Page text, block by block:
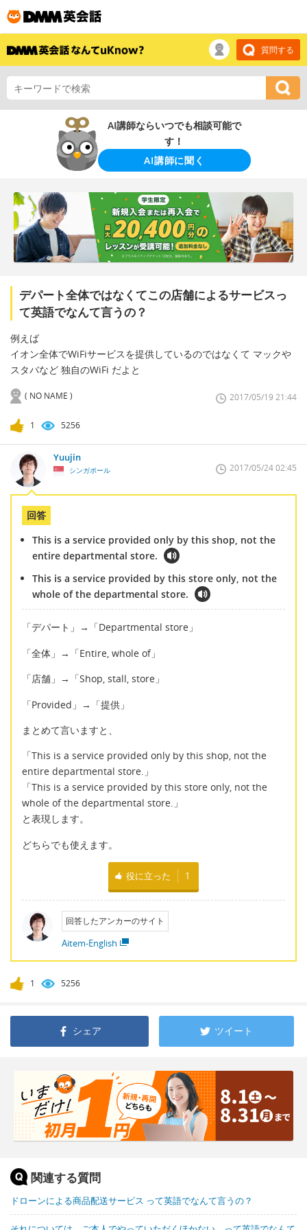
質問する
AI講師ならいつでも相談可能で
す！
AI講師に聞く
デパート全体ではなくてこの店舗によるサービスっ
て英語でなんて言うの？
例えば
イオン全体でWiFiサービスを提供しているのではなくて マックや
スタバなど 独自のWiFi だよと
( NO NAME ) 2017/05/19 21:44
1 5256
Yuujin
シンガポール 2017/05/24 02:45
回答
This is a service provided only by this shop, not the
entire departmental store.
This is a service provided by this store only, not the
whole of the departmental store.
「デパート」→「Departmental store」
「全体」→「Entire, whole of」
「店舗」→「Shop, stall, store」
「Provided」→「提供」
まとめて言いますと、
「This is a service provided only by this shop, not the
entire departmental store.」
「This is a service provided by this store only, not the
whole of the departmental store.」
と表現します。
どちらでも使えます。
役に立った 1
回答したアンカーのサイト
Aitem-English
1 5256
シェア ツイート
関連する質問
ドローンによる商品配送サービス って英語でなんて言うの？